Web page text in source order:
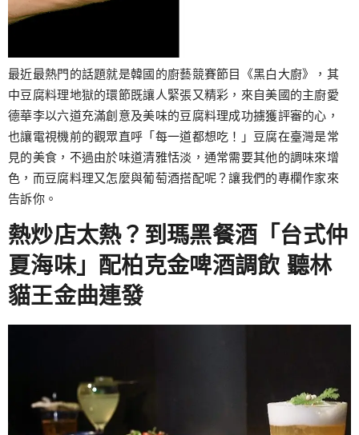
最近最熱門的話題就是韓國的廚藝競賽節目《黑白大廚》，其
中豆腐料理地獄的環節既讓人緊張又精彩，來自美國的主廚愛
德華李以六道充滿創意及美味的豆腐料理成功擄獲評審的心，
也讓電視機前的觀眾直呼「每一道都想吃！」豆腐在臺灣是常
見的美食，不過由於味道清雅恬淡，通常需要其他的調味來增
色，而豆腐料理又怎麼與葡萄酒搭配呢？讓我們的專欄作家來
告訴你。
熱炒店太熱？到瑪黑餐酒「台式仲
夏海味」配柏克金啤酒調飲 聽林
貓王金曲連發